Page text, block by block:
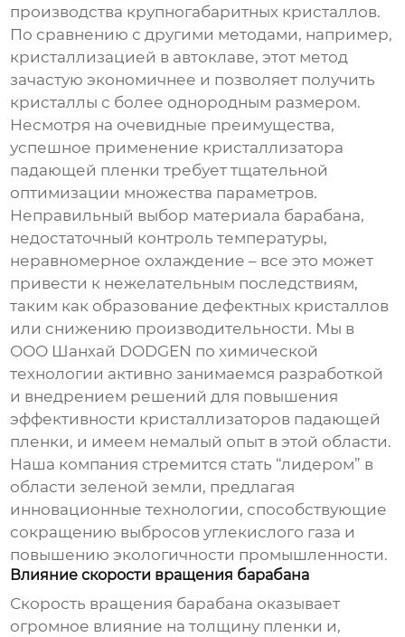
производства крупногабаритных кристаллов.
По сравнению с другими методами, например,
кристаллизацией в автоклаве, этот метод
зачастую экономичнее и позволяет получить
кристаллы с более однородным размером.
Несмотря на очевидные преимущества,
успешное применение кристаллизатора
падающей пленки требует тщательной
оптимизации множества параметров.
Неправильный выбор материала барабана,
недостаточный контроль температуры,
неравномерное охлаждение – все это может
привести к нежелательным последствиям,
таким как образование дефектных кристаллов
или снижению производительности. Мы в
ООО Шанхай DODGEN по химической
технологии активно занимаемся разработкой
и внедрением решений для повышения
эффективности кристаллизаторов падающей
пленки, и имеем немалый опыт в этой области.
Наша компания стремится стать “лидером” в
области зеленой земли, предлагая
инновационные технологии, способствующие
сокращению выбросов углекислого газа и
повышению экологичности промышленности.
Влияние скорости вращения барабана
Скорость вращения барабана оказывает
огромное влияние на толщину пленки и,